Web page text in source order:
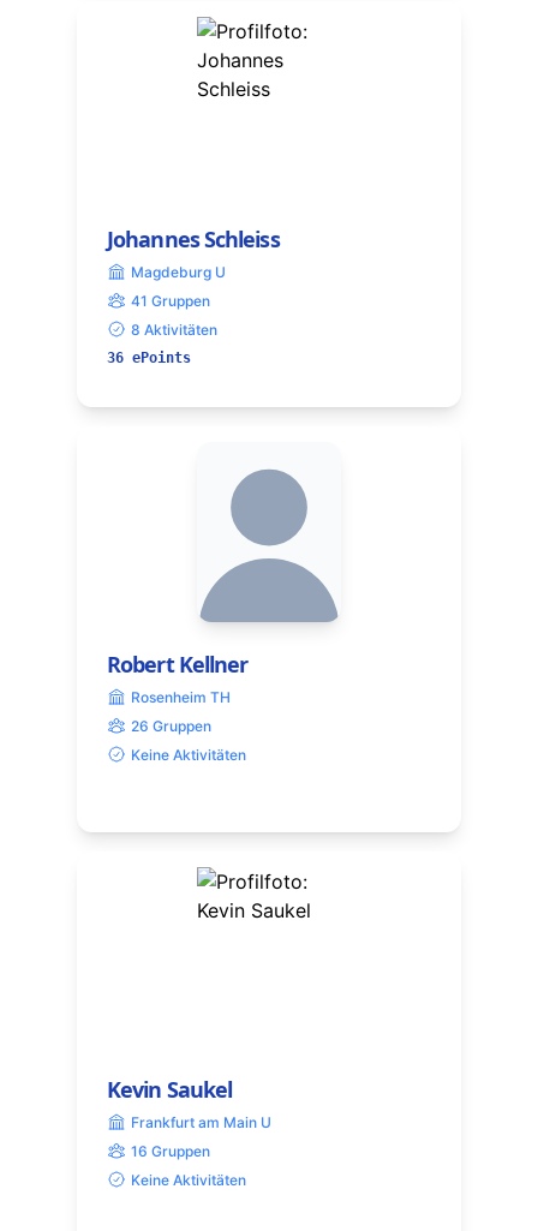
Johannes Schleiss
Magdeburg U
41 Gruppen
8 Aktivitäten
36 ePoints
Robert Kellner
Rosenheim TH
26 Gruppen
Keine Aktivitäten
Kevin Saukel
Frankfurt am Main U
16 Gruppen
Keine Aktivitäten